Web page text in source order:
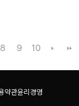
8 9 10
약관윤리경영